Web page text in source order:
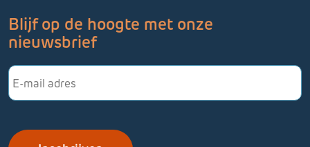
Blijf op de hoogte met onze
nieuwsbrief
E-
mailadres